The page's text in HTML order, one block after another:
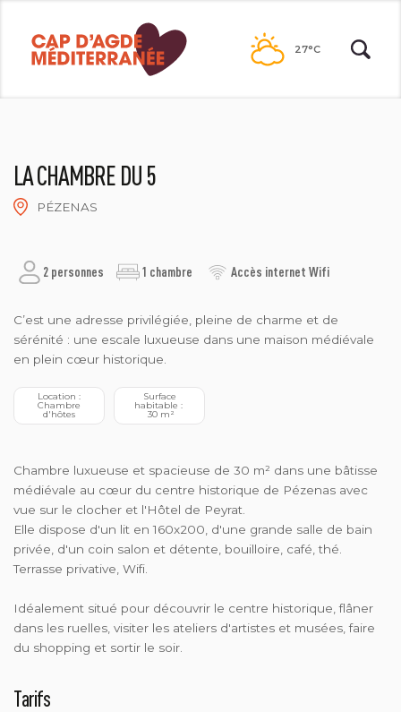
contenu
27°C
LA CHAMBRE DU 5
PÉZENAS
2 personnes 1 chambre Accès internet Wifi
C’est une adresse privilégiée, pleine de charme et de
sérénité : une escale luxueuse dans une maison médiévale
en plein cœur historique.
Location :
d'hôtes
habitable :
30 m²
Chambre luxueuse et spacieuse de 30 m² dans une bâtisse
médiévale au cœur du centre historique de Pézenas avec
vue sur le clocher et l'Hôtel de Peyrat.
Elle dispose d'un lit en 160x200, d'une grande salle de bain
privée, d'un coin salon et détente, bouilloire, café, thé.
Terrasse privative, Wifi.
Idéalement situé pour découvrir le centre historique, flâner
dans les ruelles, visiter les ateliers d'artistes et musées, faire
du shopping et sortir le soir.
Tarifs